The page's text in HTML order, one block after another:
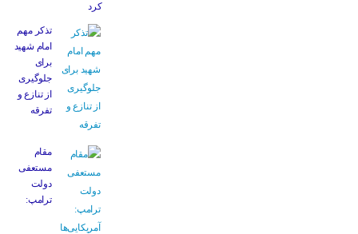
کرد
تذکر مهم
امام شهید
برای
جلوگیری
از تنازع و
تفرقه
مقام
مستعفی
دولت
ترامپ: